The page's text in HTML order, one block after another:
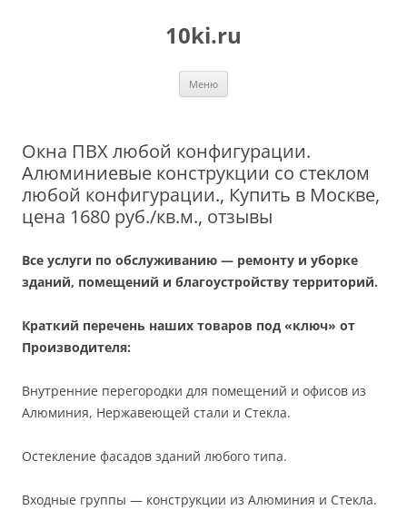
10ki.ru
Меню
Окна ПВХ любой конфигурации.
Алюминиевые конструкции со стеклом
любой конфигурации., Купить в Москве,
цена 1680 руб./кв.м., отзывы
Все услуги по обслуживанию — ремонту и уборке
зданий, помещений и благоустройству территорий.
Краткий перечень наших товаров под «ключ» от
Производителя:
Внутренние перегородки для помещений и офисов из
Алюминия, Нержавеющей стали и Стекла.
Остекление фасадов зданий любого типа.
Входные группы — конструкции из Алюминия и Стекла.